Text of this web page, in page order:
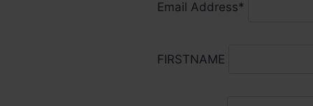
Email Address*
FIRSTNAME